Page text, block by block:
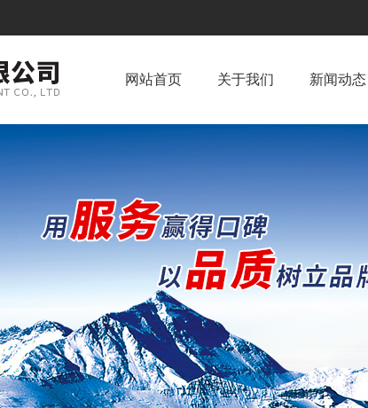
网站首页 关于我们 新闻动态